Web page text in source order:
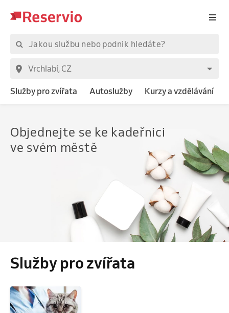
Služby pro zvířata Autoslužby Kurzy a vzdělávání
Objednejte se ke kadeřnici
ve svém městě
Služby pro zvířata